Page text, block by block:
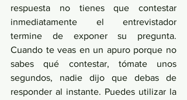
respuesta no tienes que contestar
inmediatamente el entrevistador
termine de exponer su pregunta.
Cuando te veas en un apuro porque no
sabes qué contestar, tómate unos
segundos, nadie dijo que debas de
responder al instante. Puedes utilizar la